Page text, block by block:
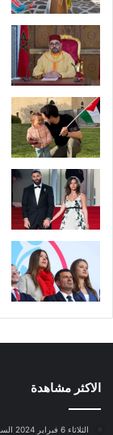
الاكثر مشاهدة
الثلاثاء 6 فبراير 2024 الساعة 3:31 ص